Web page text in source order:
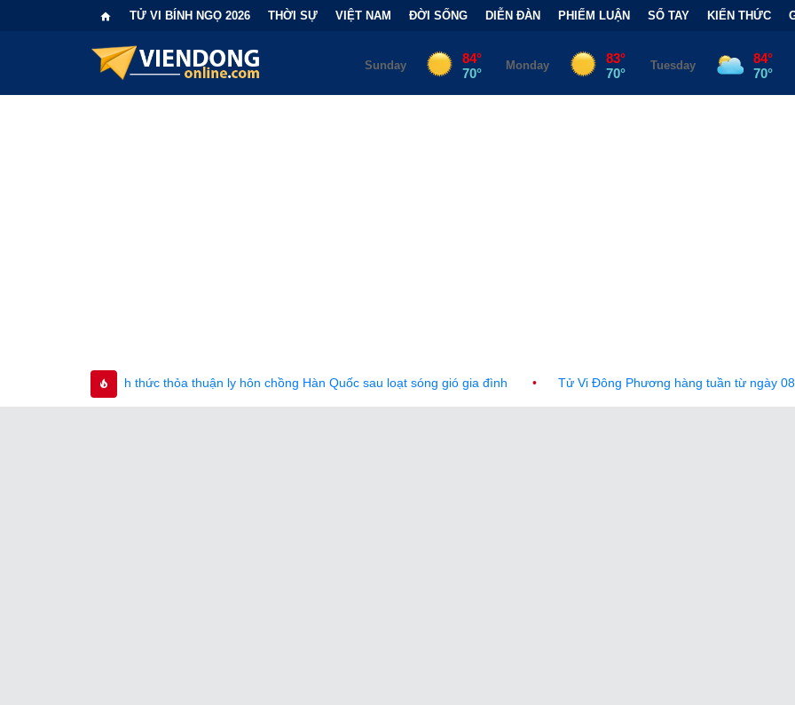
TỬ VI BÍNH NGỌ 2026 THỜI SỰ VIỆT NAM ĐỜI SỐNG DIỄN ĐÀN PHIẾM LUẬN SỔ TAY KIẾN THỨC
thức thỏa thuận ly hôn chồng Hàn Quốc sau loạt sóng gió gia đình • Tử Vi Đông Phương hàng tuần từ ngày 08 tháng 08, 2026 đến